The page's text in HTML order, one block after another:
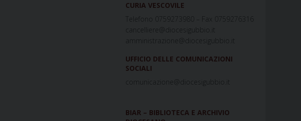
CURIA VESCOVILE
Telefono 0759273980 – Fax 0759276316
cancelliere@diocesigubbio.it
amministrazione@diocesigubbio.it
UFFICIO DELLE COMUNICAZIONI
SOCIALI
comunicazione@diocesigubbio.it
BIAR – BIBLIOTECA E ARCHIVIO